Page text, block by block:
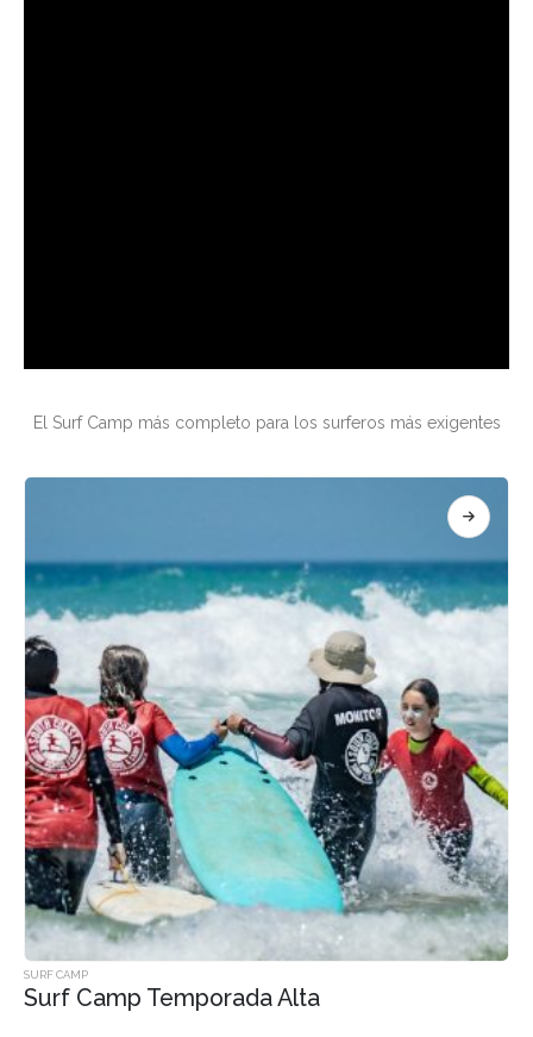
El Surf Camp más completo para los surferos más exigentes
Este
producto
SURF CAMP
Surf Camp Temporada Alta